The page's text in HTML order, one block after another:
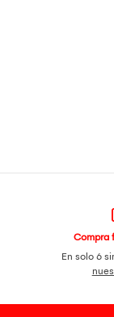
Compra
En solo 6